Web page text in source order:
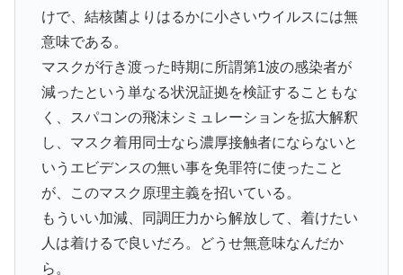
けで、結核菌よりはるかに小さいウイルスには無
意味である。
マスクが行き渡った時期に所謂第1波の感染者が
減ったという単なる状況証拠を検証することもな
く、スパコンの飛沫シミュレーションを拡大解釈
し、マスク着用同士なら濃厚接触者にならないと
いうエビデンスの無い事を免罪符に使ったこと
が、このマスク原理主義を招いている。
もういい加減、同調圧力から解放して、着けたい
人は着けるで良いだろ。どうせ無意味なんだか
ら。